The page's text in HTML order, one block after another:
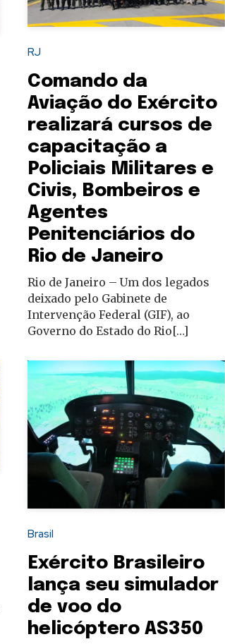
autoridades
RJ
Comando da
Aviação do Exército
realizará cursos de
capacitação a
Policiais Militares e
Civis, Bombeiros e
Agentes
Penitenciários do
Rio de Janeiro
Rio de Janeiro – Um dos legados
deixado pelo Gabinete de
Intervenção Federal (GIF), ao
Governo do Estado do Rio[…]
Brasil
Exército Brasileiro
lança seu simulador
de voo do
helicóptero AS350